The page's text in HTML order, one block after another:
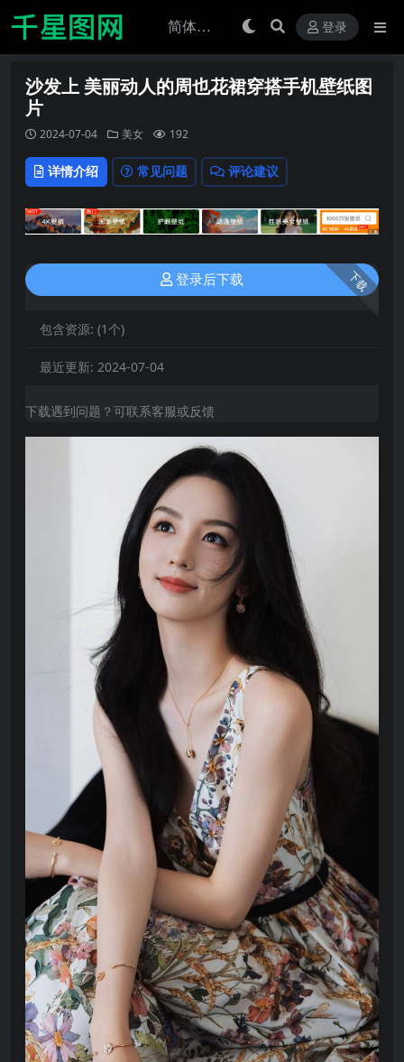
登录
沙发上 美丽动人的周也花裙穿搭手机壁纸图
片
2024-07-04 美女 192
详情介绍 常见问题 评论建议
下载
登录后下载
包含资源: (1个)
最近更新: 2024-07-04
下载遇到问题？可联系客服或反馈